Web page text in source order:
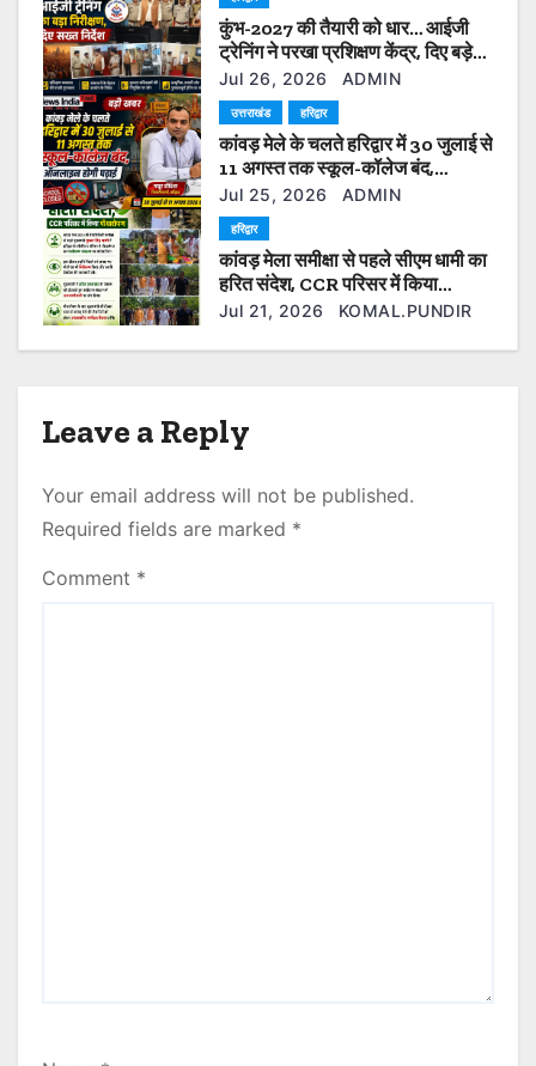
t
i
o
n
कुंभ-2027 की तैयारी को धार… आईजी
ट्रेनिंग ने परखा प्रशिक्षण केंद्र, दिए बड़े
सुधार के निर्देश”
Jul 26, 2026 ADMIN
उत्तराखंड हरिद्वार
कांवड़ मेले के चलते हरिद्वार में 30 जुलाई से
11 अगस्त तक स्कूल-कॉलेज बंद,
ऑनलाइन होगी पढ़ाई
Jul 25, 2026 ADMIN
हरिद्वार
कांवड़ मेला समीक्षा से पहले सीएम धामी का
हरित संदेश, CCR परिसर में किया
पौधारोपण
Jul 21, 2026 KOMAL.PUNDIR
Leave a Reply
Your email address will not be published.
Required fields are marked *
Comment *